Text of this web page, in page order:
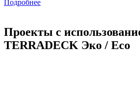
Подробнее
Проекты с
TERRADECK Эко / Eco